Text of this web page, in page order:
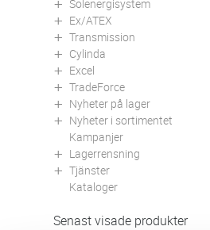
Solenergisystem
Ex/ATEX
Transmission
Cylinda
Excel
TradeForce
Nyheter på lager
Nyheter i sortimentet
Kampanjer
Lagerrensning
Tjänster
Kataloger
Senast visade produkter